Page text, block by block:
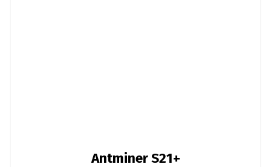
Antminer S21+